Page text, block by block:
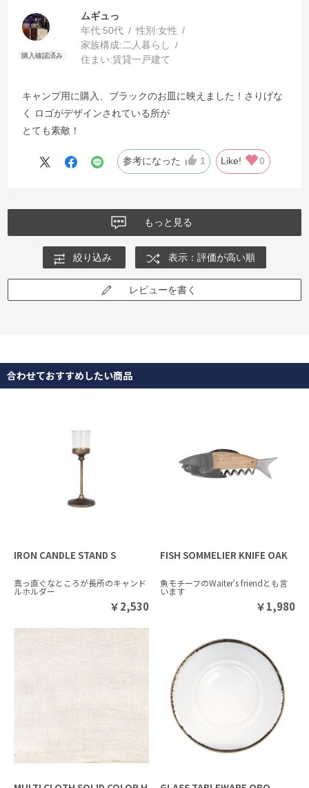
ムギュっ
年代:50代 性別:女性
家族構成:二人暮らし
住まい:賃貸一戸建て
キャンプ用に購入、ブラックのお皿に映えました！さりげな
く ロゴがデザインされている所が
とても素敵！
参考になった 1 Like! 0
もっと見る
絞り込み 表示：評価が高い順
レビューを書く
合わせておすすめしたい商品
IRON CANDLE STAND S
真っ直ぐなところが長所のキャンド
ルホルダー
￥2,530
FISH SOMMELIER KNIFE OAK
魚モチーフのWaiter's friendとも言
います
￥1,980